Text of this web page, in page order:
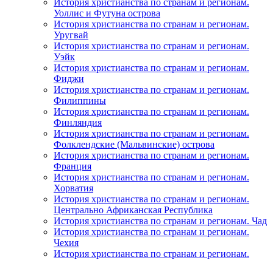
История христианства по странам и регионам.
Уоллис и Футуна острова
История христианства по странам и регионам.
Уругвай
История христианства по странам и регионам.
Уэйк
История христианства по странам и регионам.
Фиджи
История христианства по странам и регионам.
Филиппины
История христианства по странам и регионам.
Финляндия
История христианства по странам и регионам.
Фолклендские (Мальвинские) острова
История христианства по странам и регионам.
Франция
История христианства по странам и регионам.
Хорватия
История христианства по странам и регионам.
Центрально Африканская Республика
История христианства по странам и регионам. Чад
История христианства по странам и регионам.
Чехия
История христианства по странам и регионам.